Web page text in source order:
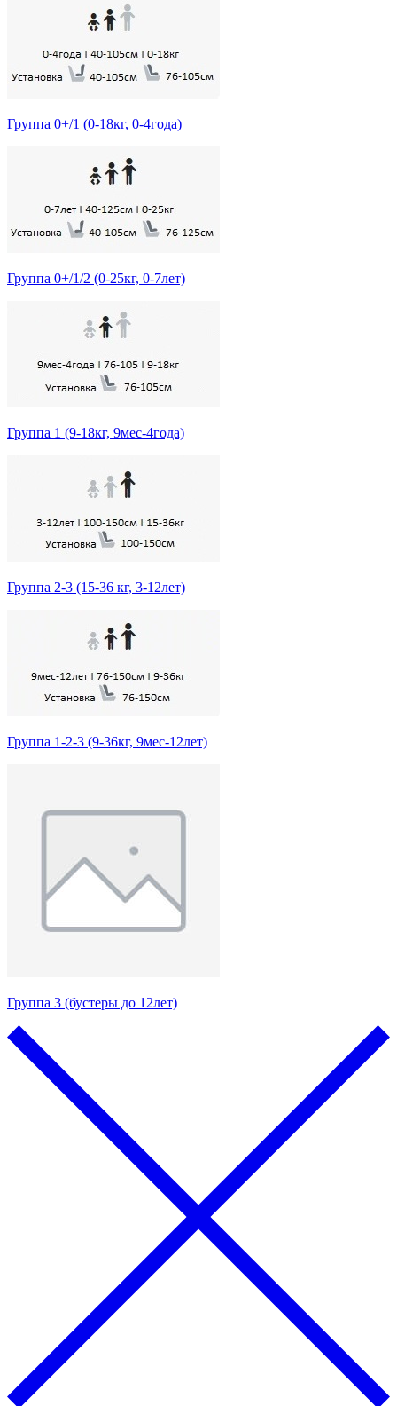
Группа 0+/1 (0-18кг, 0-4года)
Группа 0+/1/2 (0-25кг, 0-7лет)
Группа 1 (9-18кг, 9мес-4года)
Группа 2-3 (15-36 кг, 3-12лет)
Группа 1-2-3 (9-36кг, 9мес-12лет)
Группа 3 (бустеры до 12лет)